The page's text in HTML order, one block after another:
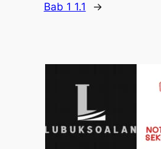
Bab 1 1.1
→